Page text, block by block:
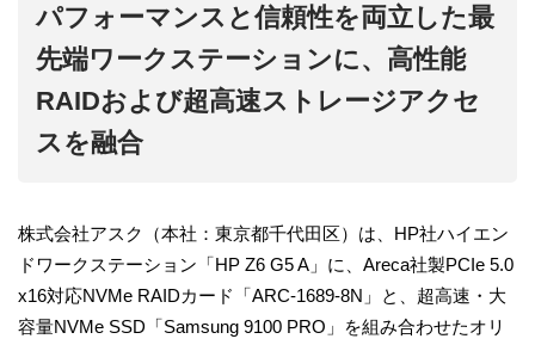
パフォーマンスと信頼性を両立した最
先端ワークステーションに、高性能
RAIDおよび超高速ストレージアクセ
スを融合
株式会社アスク（本社：東京都千代田区）は、HP社ハイエン
ドワークステーション「HP Z6 G5 A」に、Areca社製PCIe 5.0
x16対応NVMe RAIDカード「ARC-1689-8N」と、超高速・大
容量NVMe SSD「Samsung 9100 PRO」を組み合わせたオリ